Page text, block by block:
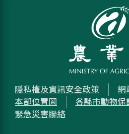
隱私權及資訊安全政策
網
本部位置圖
各縣市動物保
緊急災害聯絡